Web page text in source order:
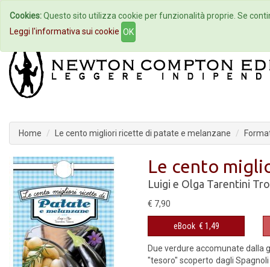
Home Autori Eventi
Home Le cento migliori ricette di patate e melanzane
Le cento
Luigi e Olga Tarentini
€ 7,90
eBook € 1,49
Due verdure accomunate dalla
"tesoro" scoperto dagli
Cookies:Questo sito utilizza cookie per funzionalità proprie. Se
Leggi l'informativa sui cookie OK